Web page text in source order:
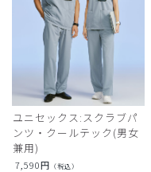
ユニセックス:スクラブパ
ンツ・クールテック(男女
兼用)
7,590円 （税込）